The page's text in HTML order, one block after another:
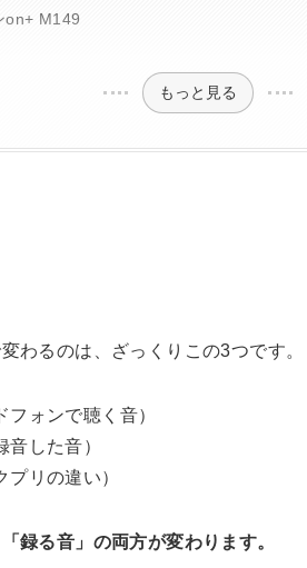
on+ M149
もっと見る
わるのは、ざっくりこの3つです。
ォンで聴く音）
した音）
リの違い）
「録る音」の両方が変わります。